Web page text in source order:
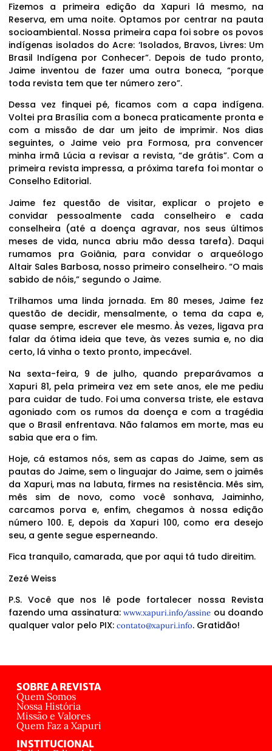
Fizemos a primeira edição da Xapuri lá mesmo, na
Reserva, em uma noite. Optamos por centrar na pauta
socioambiental. Nossa primeira capa foi sobre os povos
indígenas isolados do Acre: ‘Isolados, Bravos, Livres: Um
Brasil Indígena por Conhecer”. Depois de tudo pronto,
Jaime inventou de fazer uma outra boneca, “porque
toda revista tem que ter número zero”.
Dessa vez finquei pé, ficamos com a capa indígena.
Voltei pra Brasília com a boneca praticamente pronta e
com a missão de dar um jeito de imprimir. Nos dias
seguintes, o Jaime veio pra Formosa, pra convencer
minha irmã Lúcia a revisar a revista, “de grátis”. Com a
primeira revista impressa, a próxima tarefa foi montar o
Conselho Editorial.
Jaime fez questão de visitar, explicar o projeto e
convidar pessoalmente cada conselheiro e cada
conselheira (até a doença agravar, nos seus últimos
meses de vida, nunca abriu mão dessa tarefa). Daqui
rumamos pra Goiânia, para convidar o arqueólogo
Altair Sales Barbosa, nosso primeiro conselheiro. “O mais
sabido de nóis,” segundo o Jaime.
Trilhamos uma linda jornada. Em 80 meses, Jaime fez
questão de decidir, mensalmente, o tema da capa e,
quase sempre, escrever ele mesmo. Às vezes, ligava pra
falar da ótima ideia que teve, às vezes sumia e, no dia
certo, lá vinha o texto pronto, impecável.
Na sexta-feira, 9 de julho, quando preparávamos a
Xapuri 81, pela primeira vez em sete anos, ele me pediu
para cuidar de tudo. Foi uma conversa triste, ele estava
agoniado com os rumos da doença e com a tragédia
que o Brasil enfrentava. Não falamos em morte, mas eu
sabia que era o fim.
Hoje, cá estamos nós, sem as capas do Jaime, sem as
pautas do Jaime, sem o linguajar do Jaime, sem o jaimês
da Xapuri, mas na labuta, firmes na resistência. Mês sim,
mês sim de novo, como você sonhava, Jaiminho,
carcamos porva e, enfim, chegamos à nossa edição
número 100. E, depois da Xapuri 100, como era desejo
seu, a gente segue esperneando.
Fica tranquilo, camarada, que por aqui tá tudo direitim.
Zezé Weiss
P.S. Você que nos lê pode fortalecer nossa Revista
fazendo uma assinatura:www.xapuri.info/assine ou doando
qualquer valor pelo PIX: contato@xapuri.info. Gratidão!
SOBRE A REVISTA
Quem Somos
Nossa História
Missão e Valores
Quem Faz a Xapuri
INSTITUCIONAL